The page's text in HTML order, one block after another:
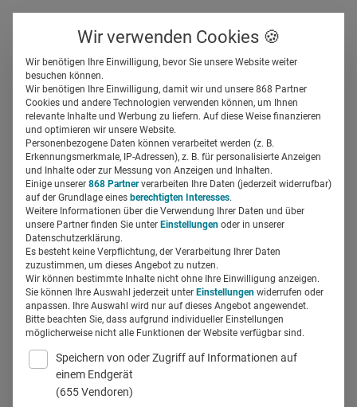
Gespeicherte Beiträge
Suchfeld
Suchen
Neues Berufsbild für
Pharma: Medical Science
Liaison Manager
Miriam Mirza05.07.20212 Min Lesezeit
Wir verwenden Cookies 🍪
Wir benötigen Ihre Einwilligung, bevor Sie unsere Website weiter
besuchen können.
Wir benötigen Ihre Einwilligung, damit wir und unsere 868 Partner
Cookies und andere Technologien verwenden können, um Ihnen
relevante Inhalte und Werbung zu liefern. Auf diese Weise finanzieren
und optimieren wir unsere Website.
Personenbezogene Daten können verarbeitet werden (z. B.
Erkennungsmerkmale, IP-Adressen), z. B. für personalisierte Anzeigen
und Inhalte oder zur Messung von Anzeigen und Inhalten.
Einige unserer 868 Partnerverarbeiten Ihre Daten (jederzeit widerrufbar)
auf der Grundlage eines berechtigten Interesses.
Weitere Informationen über die Verwendung Ihrer Daten und über
unsere Partner finden Sie unter Einstellungen oder in unserer
Datenschutzerklärung.
Es besteht keine Verpflichtung, der Verarbeitung Ihrer Daten
zuzustimmen, um dieses Angebot zu nutzen.
Wir können bestimmte Inhalte nicht ohne Ihre Einwilligung anzeigen.
Sie können Ihre Auswahl jederzeit unter Einstellungen widerrufen oder
anpassen. Ihre Auswahl wird nur auf dieses Angebot angewendet.
Bitte beachten Sie, dass aufgrund individueller Einstellungen
möglicherweise nicht alle Funktionen der Website verfügbar sind.
Speichern von oder Zugriff auf Informationen auf
einem Endgerät
(655 Vendoren)